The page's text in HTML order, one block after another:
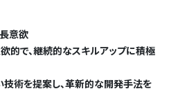
意欲
的で、継続的なスキルアップに積極
技術を提案し、革新的な開発手法を